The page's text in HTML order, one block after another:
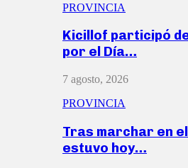
PROVINCIA
Kicillof participó
por el Día…
7 agosto, 2026
PROVINCIA
Tras marchar en
estuvo hoy…